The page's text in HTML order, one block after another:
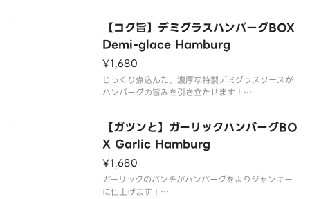
ライスは大盛無料でご用意しております。
【商品内容】
粗挽きハンバーグ
添え野菜
【コク旨】デミグラスハンバーグBOX
Demi-glace Hamburg
¥1,680
じっくり煮込んだ、濃厚な特製デミグラスソースが
ハンバーグの旨みを引き立たせます！
ライスは大盛無料でご用意しております。
【商品内容】
粗挽きハンバーグ
添え野
【ガツンと】ガーリックハンバーグBO
X Garlic Hamburg
¥1,680
ガーリックのパンチがハンバーグをよりジャンキー
に仕上げます！